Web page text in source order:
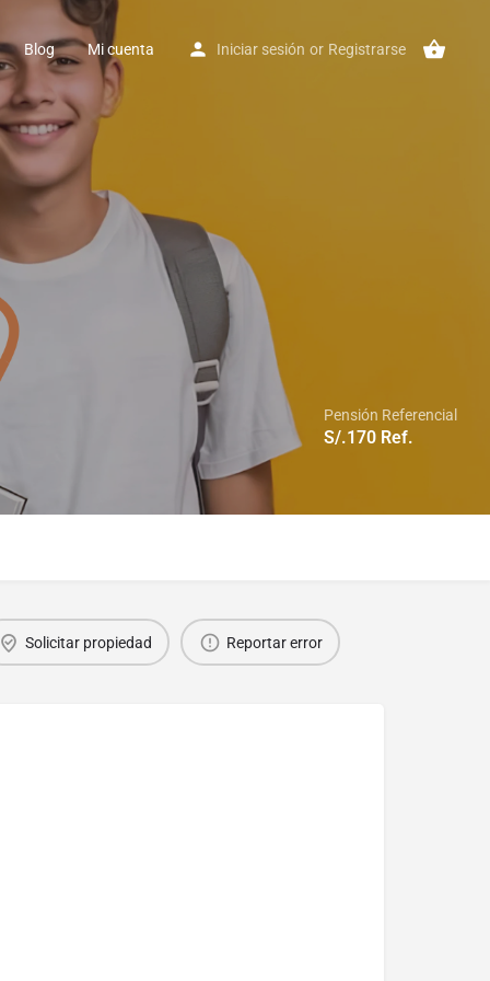
Blog Mi cuenta Iniciar sesión or Registrarse
Pensión Referencial
S/.170 Ref.
Solicitar propiedad Reportar error